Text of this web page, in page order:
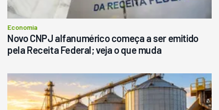
Economia
Novo CNPJ alfanumérico começa a ser emitido
pela Receita Federal; veja o que muda